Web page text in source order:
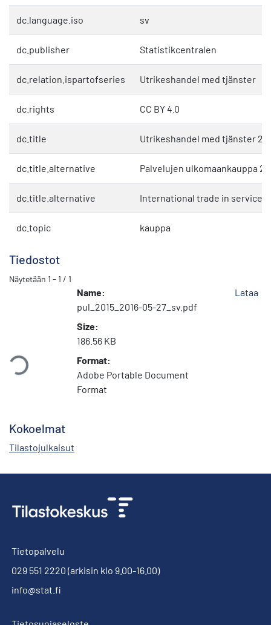
dc.language.iso sv
dc.publisher Statistikcentralen
dc.relation.ispartofseries Utrikeshandel med tjänster
dc.rights CC BY 4.0
dc.title Utrikeshandel med tjänster
dc.title.alternative Palvelujen ulkomaankauppa
dc.title.alternative International trade in services
dc.topic kauppa
Tiedostot
Näytetään 1 - 1 / 1
Name:
pul_2015_2016-05-27_sv.pdf
Size:
186.56 KB
Format:
Adobe Portable Document
Format
Lataa
Kokoelmat
Tilastojulkaisut
Tietopalvelu
029 551 2220 (arkisin klo 9.00-16.00)
info@stat.fi